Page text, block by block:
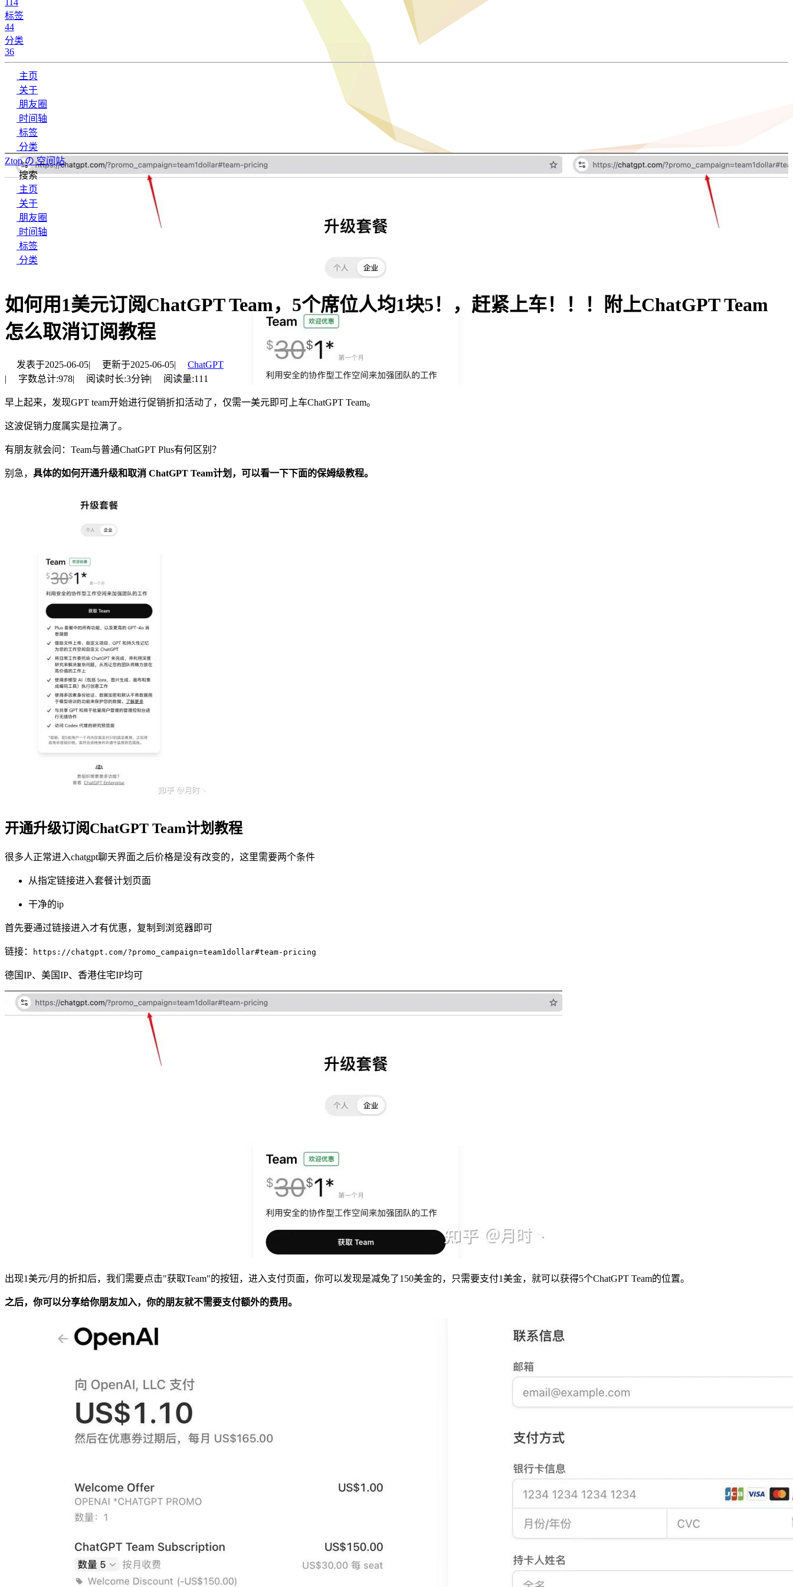
114
标签
44
分类
36
主页
关于
朋友圈
时间轴
标签
分类
Ztop の 空间站
搜索
主页
关于
朋友圈
时间轴
标签
分类
如何用1美元订阅ChatGPT Team，5个席位人均1块5！，赶紧上车！！！附上ChatGPT Team
怎么取消订阅教程
发表于2025-06-05| 更新于2025-06-05|
ChatGPT
|
字数总计:978| 阅读时长:3分钟| 阅读量:111
早上起来，发现GPT team开始进行促销折扣活动了，仅需一美元即可上车ChatGPT Team。
这波促销力度属实是拉满了。
有朋友就会问：Team与普通ChatGPT Plus有何区别？
别急， 具体的如何开通升级和取消 ChatGPT Team计划，可以看一下下面的保姆级教程。
开通升级订阅ChatGPT Team计划教程
很多人正常进入chatgpt聊天界面之后价格是没有改变的，这里需要两个条件
从指定链接进入套餐计划页面
干净的ip
首先要通过链接进入才有优惠，复制到浏览器即可
链接： https://chatgpt.com/?promo_campaign=team1dollar#team-pricing
德国IP、美国IP、香港住宅IP均可
出现1美元/月的折扣后，我们需要点击"获取Team"的按钮，进入支付页面，你可以发现是减免了150美金的，只需要支付1美金，就可以获得5个ChatGPT Team的位置。
之后，你可以分享给你朋友加入，你的朋友就不需要支付额外的费用。